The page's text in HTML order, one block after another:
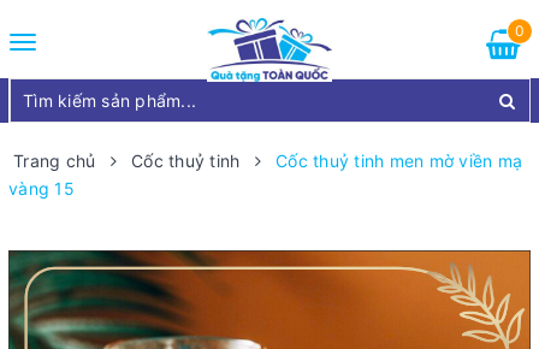
Toggle
0
Trang chủ Cốc thuỷ tinh
Cốc thuỷ tinh men mờ viền mạ
vàng 15